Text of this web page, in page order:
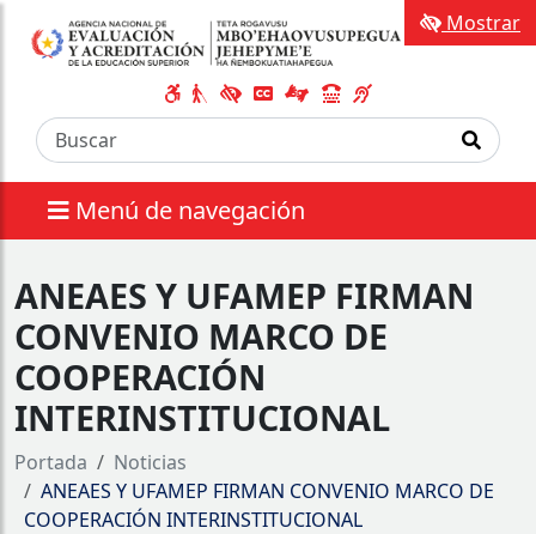
Menú de navegación
Mostrar
ANEAES Y UFAMEP FIRMAN
CONVENIO MARCO DE
COOPERACIÓN
INTERINSTITUCIONAL
Portada
Noticias
ANEAES Y UFAMEP FIRMAN CONVENIO MARCO DE
COOPERACIÓN INTERINSTITUCIONAL